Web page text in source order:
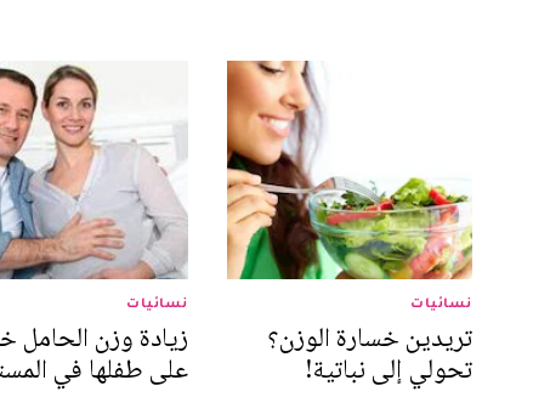
نسائيات
تريدين خسارة الوزن؟
تحولي إلى نباتية!
نسائيات
زيادة وزن الحامل
على طفلها في